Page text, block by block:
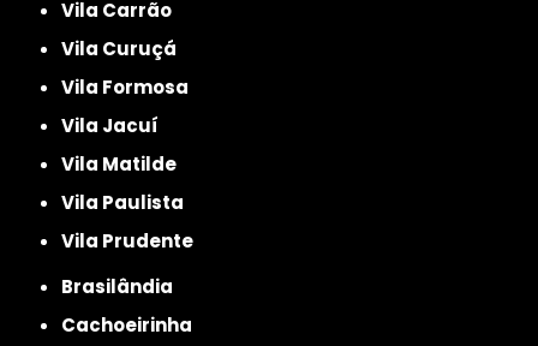
Vila Carrão
Vila Curuçá
Vila Formosa
Vila Jacuí
Vila Matilde
Vila Paulista
Vila Prudente
Brasilândia
Cachoeirinha